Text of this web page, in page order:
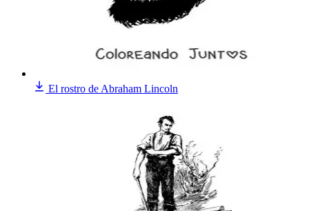
El rostro de Abraham Lincoln